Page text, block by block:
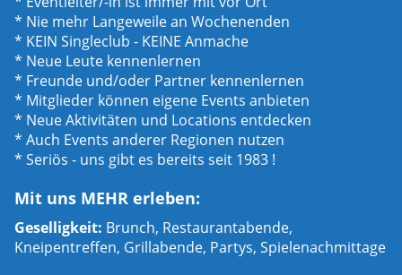
* Nie mehr Langeweile an Wochenenden
* KEIN Singleclub - KEINE Anmache
* Neue Leute kennenlernen
* Freunde und/oder Partner kennenlernen
* Mitglieder können eigene Events anbieten
* Neue Aktivitäten und Locations entdecken
* Auch Events anderer Regionen nutzen
* Seriös - uns gibt es bereits seit 1983 !
Mit uns MEHR erleben:
Geselligkeit: Brunch, Restaurantabende,
Kneipentreffen, Grillabende, Partys, Spielenachmittage